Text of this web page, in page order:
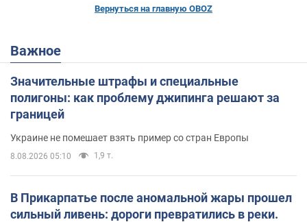
Вернуться на главную OBOZ
Важное
Значительные штрафы и специальные
полигоны: как проблему джипинга решают за
границей
Украине не помешает взять пример со стран Европы
8.08.2026 05:10 1,9 т.
В Прикарпатье после аномальной жары прошел
сильный ливень: дороги превратились в реки.